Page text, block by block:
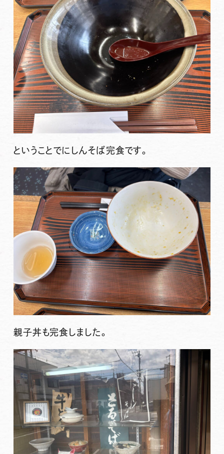
ということでにしんそば完食です。
親子丼も完食しました。